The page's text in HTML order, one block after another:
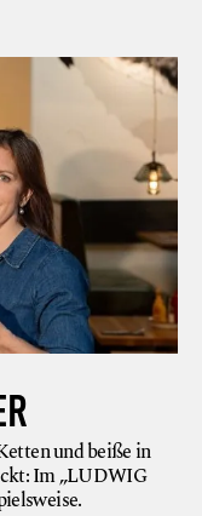
und beiße in
Im „LUDWIG